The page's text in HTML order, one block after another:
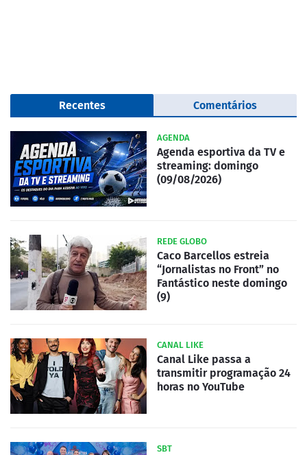
Recentes Comentários
AGENDA
Agenda esportiva da TV e
streaming: domingo
(09/08/2026)
REDE GLOBO
Caco Barcellos estreia
“Jornalistas no Front” no
Fantástico neste domingo
(9)
CANAL LIKE
Canal Like passa a
transmitir programação 24
horas no YouTube
SBT